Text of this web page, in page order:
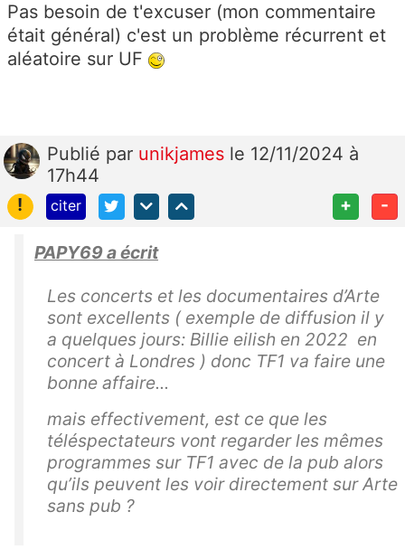
Pas besoin de t'excuser (mon commentaire
était général) c'est un problème récurrent et
aléatoire sur UF
Publié par unikjames le 12/11/2024 à
17h44
!
citer + -
PAPY69 a écrit
Les concerts et les documentaires d’Arte
sont excellents ( exemple de diffusion il y
a quelques jours: Billie eilish en 2022 en
concert à Londres ) donc TF1 va faire une
bonne affaire...
mais effectivement, est ce que les
téléspectateurs vont regarder les mêmes
programmes sur TF1 avec de la pub alors
qu’ils peuvent les voir directement sur Arte
sans pub ?